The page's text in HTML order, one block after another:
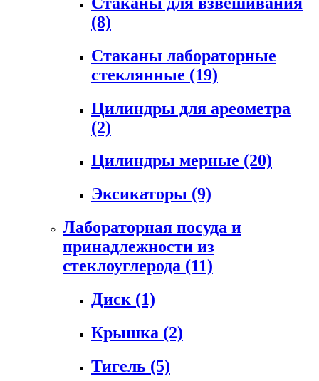
(8)
Стаканы лабораторные
стеклянные (19)
Цилиндры для ареометра
(2)
Цилиндры мерные (20)
Эксикаторы (9)
Лабораторная посуда и
принадлежности из
стеклоуглерода (11)
Диск (1)
Крышка (2)
Тигель (5)